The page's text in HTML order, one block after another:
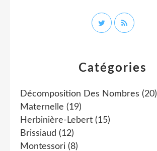
Catégories
Décomposition Des Nombres (20)
Maternelle (19)
Herbinière-Lebert (15)
Brissiaud (12)
Montessori (8)